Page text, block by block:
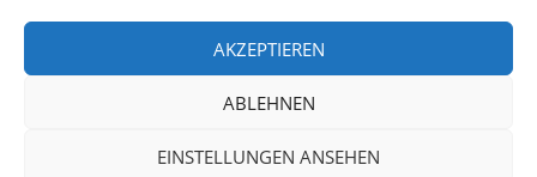
AKZEPTIEREN
ABLEHNEN
EINSTELLUNGEN ANSEHEN